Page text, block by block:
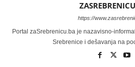
https://
Portal zaSrebrenicu.ba je nazavisno-
Srebrenice i dešavanja na